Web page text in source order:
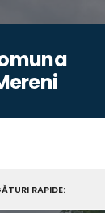
RAPIDE: